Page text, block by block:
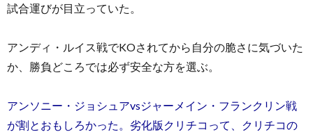
試合運びが目立っていた。
アンディ・ルイス戦でKOされてから自分の脆さに気づいた
か、勝負どころでは必ず安全な方を選ぶ。
アンソニー・ジョシュアvsジャーメイン・フランクリン戦
が割とおもしろかった。劣化版クリチコって、クリチコの